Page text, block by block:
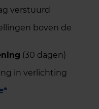
verstuurd
boven de
(30 dagen)
in verlichting